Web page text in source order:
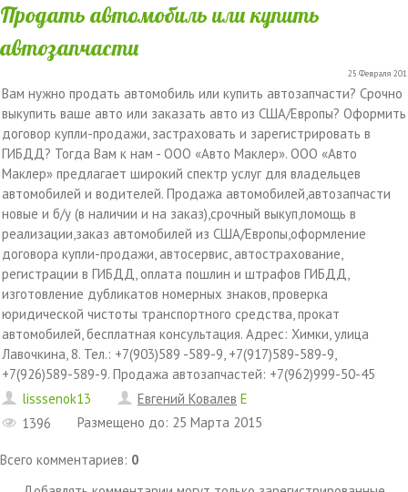
Продать автомобиль или купить
автозапчасти
25 Февраля
Вам нужно продать автомобиль или купить автозапчасти? Срочно
выкупить ваше авто или заказать авто из США/Европы? Оформить
договор купли-продажи, застраховать и зарегистрировать в
ГИБДД? Тогда Вам к нам - ООО «Авто Маклер». ООО «Авто
Маклер» предлагает широкий спектр услуг для владельцев
автомобилей и водителей. Продажа автомобилей,автозапчасти
новые и б/у (в наличии и на заказ),срочный выкуп,помощь в
реализации,заказ автомобилей из США/Европы,оформление
договора купли-продажи, автосервис, автострахование,
регистрации в ГИБДД, оплата пошлин и штрафов ГИБДД,
изготовление дубликатов номерных знаков, проверка
юридической чистоты транспортного средства, прокат
автомобилей, бесплатная консультация. Адрес: Химки, улица
Лавочкина, 8. Тел.: +7(903)589 -589-9, +7(917)589-589-9,
+7(926)589-589-9. Продажа автозапчастей: +7(962)999-50-45
lisssenok13
Евгений Ковалев E
1396
Размещено до: 25 Марта 2015
Всего комментариев: 0